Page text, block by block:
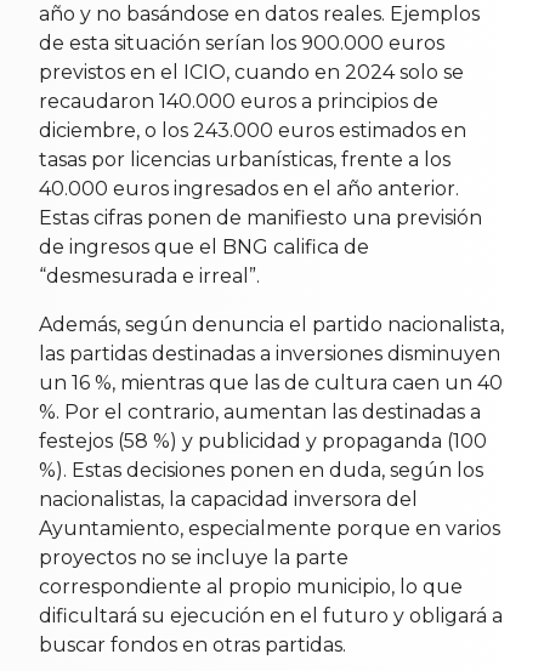
año y no basándose en datos reales. Ejemplos
de esta situación serían los 900.000 euros
previstos en el ICIO, cuando en 2024 solo se
recaudaron 140.000 euros a principios de
diciembre, o los 243.000 euros estimados en
tasas por licencias urbanísticas, frente a los
40.000 euros ingresados en el año anterior.
Estas cifras ponen de manifiesto una previsión
de ingresos que el BNG califica de
“desmesurada e irreal”.
Además, según denuncia el partido nacionalista,
las partidas destinadas a inversiones disminuyen
un 16 %, mientras que las de cultura caen un 40
%. Por el contrario, aumentan las destinadas a
festejos (58 %) y publicidad y propaganda (100
%). Estas decisiones ponen en duda, según los
nacionalistas, la capacidad inversora del
Ayuntamiento, especialmente porque en varios
proyectos no se incluye la parte
correspondiente al propio municipio, lo que
dificultará su ejecución en el futuro y obligará a
buscar fondos en otras partidas.